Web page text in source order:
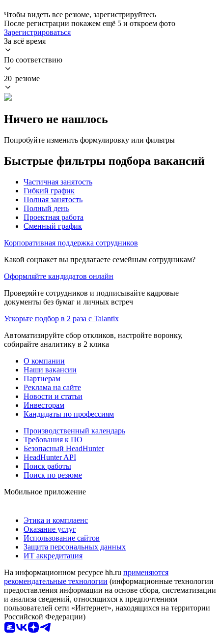
Чтобы видеть все резюме, зарегистрируйтесь
После регистрации покажем ещё 5 и откроем фото
Зарегистрироваться
За всё время
По соответствию
20 резюме
Ничего не нашлось
Попробуйте изменить формулировку или фильтры
Быстрые фильтры подбора вакансий
Частичная занятость
Гибкий график
Полная занятость
Полный день
Проектная работа
Сменный график
Корпоративная поддержка сотрудников
Какой соцпакет вы предлагаете семейным сотрудникам?
Оформляйте кандидатов онлайн
Проверяйте сотрудников и подписывайте кадровые
документы без бумаг и личных встреч
Ускорьте подбор в 2 раза с Talantix
Автоматизируйте сбор откликов, настройте воронку,
собирайте аналитику в 2 клика
О компании
Наши вакансии
Партнерам
Реклама на сайте
Новости и статьи
Инвесторам
Кандидаты по профессиям
Производственный календарь
Требования к ПО
Безопасный HeadHunter
HeadHunter API
Поиск работы
Поиск по резюме
Мобильное приложение
Этика и комплаенс
Оказание услуг
Использование сайтов
Защита персональных данных
ИТ аккредитация
На информационном ресурсе hh.ru применяются
рекомендательные технологии (информационные технологии
предоставления информации на основе сбора, систематизации
и анализа сведений, относящихся к предпочтениям
пользователей сети «Интернет», находящихся на территории
Российской Федерации)